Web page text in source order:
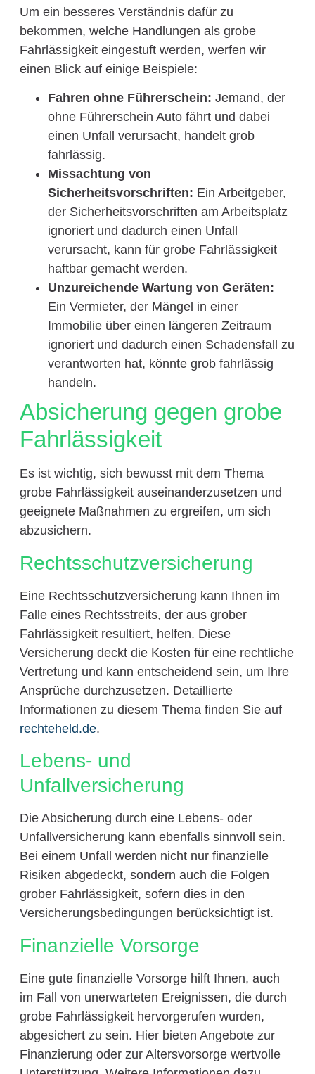
Um ein besseres Verständnis dafür zu
bekommen, welche Handlungen als grobe
Fahrlässigkeit eingestuft werden, werfen wir
einen Blick auf einige Beispiele:
Fahren ohne Führerschein: Jemand, der
ohne Führerschein Auto fährt und dabei
einen Unfall verursacht, handelt grob
fahrlässig.
Missachtung von
Sicherheitsvorschriften: Ein Arbeitgeber,
der Sicherheitsvorschriften am Arbeitsplatz
ignoriert und dadurch einen Unfall
verursacht, kann für grobe Fahrlässigkeit
haftbar gemacht werden.
Unzureichende Wartung von Geräten:
Ein Vermieter, der Mängel in einer
Immobilie über einen längeren Zeitraum
ignoriert und dadurch einen Schadensfall zu
verantworten hat, könnte grob fahrlässig
handeln.
Absicherung gegen grobe
Fahrlässigkeit
Es ist wichtig, sich bewusst mit dem Thema
grobe Fahrlässigkeit auseinanderzusetzen und
geeignete Maßnahmen zu ergreifen, um sich
abzusichern.
Rechtsschutzversicherung
Eine Rechtsschutzversicherung kann Ihnen im
Falle eines Rechtsstreits, der aus grober
Fahrlässigkeit resultiert, helfen. Diese
Versicherung deckt die Kosten für eine rechtliche
Vertretung und kann entscheidend sein, um Ihre
Ansprüche durchzusetzen. Detaillierte
Informationen zu diesem Thema finden Sie auf
rechteheld.de.
Lebens- und
Unfallversicherung
Die Absicherung durch eine Lebens- oder
Unfallversicherung kann ebenfalls sinnvoll sein.
Bei einem Unfall werden nicht nur finanzielle
Risiken abgedeckt, sondern auch die Folgen
grober Fahrlässigkeit, sofern dies in den
Versicherungsbedingungen berücksichtigt ist.
Finanzielle Vorsorge
Eine gute finanzielle Vorsorge hilft Ihnen, auch
im Fall von unerwarteten Ereignissen, die durch
grobe Fahrlässigkeit hervorgerufen wurden,
abgesichert zu sein. Hier bieten Angebote zur
Finanzierung oder zur Altersvorsorge wertvolle